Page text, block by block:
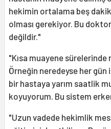
hekimin ortalama beş
olması gerekiyor. Bu
değildir."
"Kısa muayene
Örneğin neredeyse her gün
bir hastaya yarım saatlik
koyuyorum. Bu sistem
"Uzun vadede hekimlik